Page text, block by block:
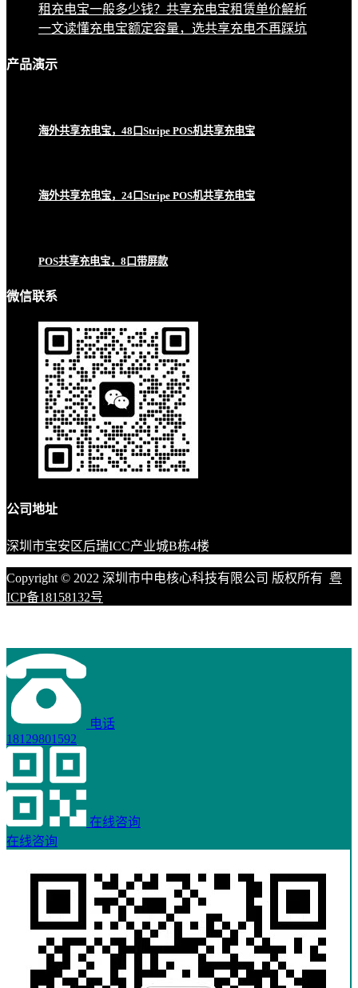
租充电宝一般多少钱？共享充电宝租赁单价解析
一文读懂充电宝额定容量，选共享充电不再踩坑
产品演示
海外共享充电宝，48口Stripe POS机共享充电宝
海外共享充电宝，24口Stripe POS机共享充电宝
POS共享充电宝，8口带屏款
微信联系
公司地址
深圳市宝安区后瑞ICC产业城B栋4楼
Copyright © 2022 深圳市中电核心科技有限公司 版权所有 粤
ICP备18158132号
电话
18129801592
在线咨询
在线咨询